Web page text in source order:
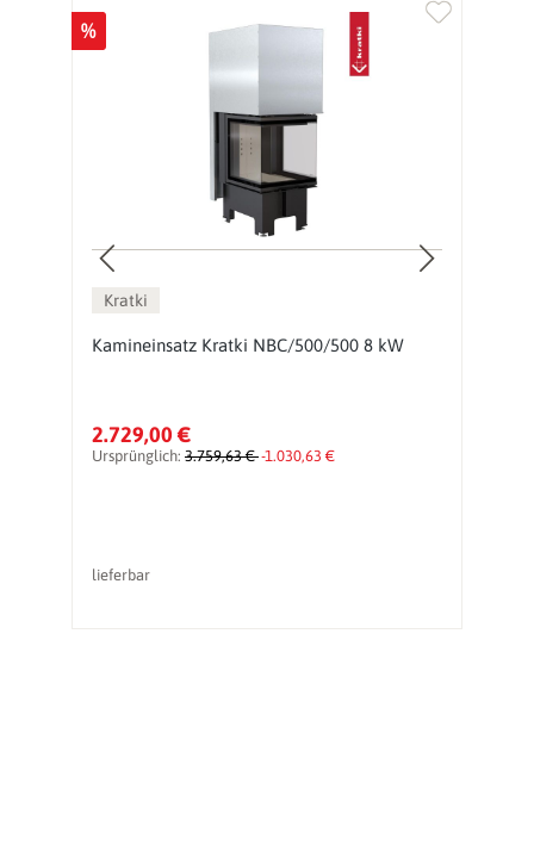
%
Kratki
Kamineinsatz Kratki NBC/500/500 8 kW
2.729,00 €
Ursprünglich: 3.759,63 €-1.030,63 €
lieferbar